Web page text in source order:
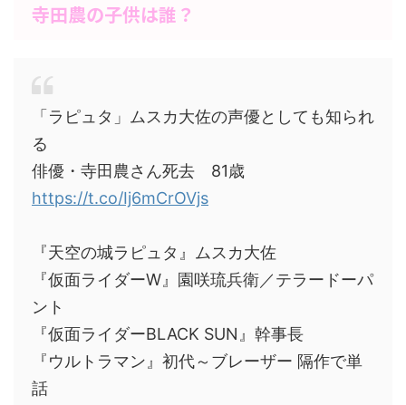
寺田農の子供は誰？
「ラピュタ」ムスカ大佐の声優としても知られ
る
俳優・寺田農さん死去 81歳
https://t.co/Ij6mCrOVjs
『天空の城ラピュタ』ムスカ大佐
『仮面ライダーW』園咲琉兵衛／テラードーパ
ント
『仮面ライダーBLACK SUN』幹事長
『ウルトラマン』初代～ブレーザー 隔作で単
話